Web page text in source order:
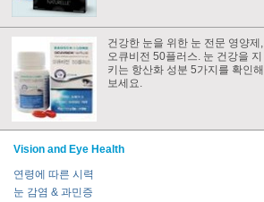
건강한 눈을 위한 눈 전문 영양제,
오큐비전 50플러스. 눈 건강을 지
키는 항산화 성분 5가지를 확인해
보세요.
Vision and Eye Health
연령에 따른 시력
눈 감염 & 과민증